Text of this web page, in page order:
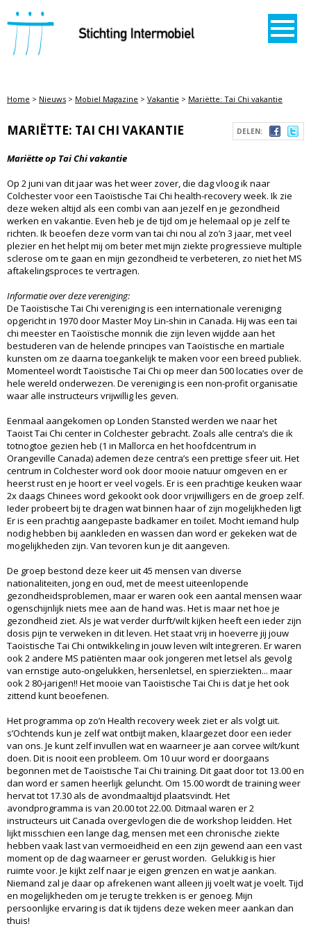
STICHTING INTERMOBIEL
Home > Nieuws > Mobiel Magazine > Vakantie > Mariëtte: Tai Chi vakantie
DELEN:
MARIËTTE: TAI CHI VAKANTIE
Mariëtte op Tai Chi vakantie
Op 2 juni van dit jaar was het weer zover, die dag vloog ik naar
Colchester voor een Taoïstische Tai Chi health-recovery week. Ik zie
deze weken altijd als een combi van aan jezelf en je gezondheid
werken en vakantie. Even heb je de tijd om je helemaal op je zelf te
richten. Ik beoefen deze vorm van tai chi nou al zo’n 3 jaar, met veel
plezier en het helpt mij om beter met mijn ziekte progressieve multiple
sclerose om te gaan en mijn gezondheid te verbeteren, zo niet het MS
aftakelingsproces te vertragen.
Informatie over deze vereniging:
De Taoïstische Tai Chi vereniging is een internationale vereniging
opgericht in 1970 door Master Moy Lin-shin in Canada. Hij was een tai
chi meester en Taoïstische monnik die zijn leven wijdde aan het
bestuderen van de helende principes van Taoïstische en martiale
kunsten om ze daarna toegankelijk te maken voor een breed publiek.
Momenteel wordt Taoïstische Tai Chi op meer dan 500 locaties over de
hele wereld onderwezen. De vereniging is een non-profit organisatie
waar alle instructeurs vrijwillig les geven.
Eenmaal aangekomen op Londen Stansted werden we naar het
Taoist Tai Chi center in Colchester gebracht. Zoals alle centra’s die ik
totnogtoe gezien heb (1 in Mallorca en het hoofdcentrum in
Orangeville Canada) ademen deze centra’s een prettige sfeer uit. Het
centrum in Colchester word ook door mooie natuur omgeven en er
heerst rust en je hoort er veel vogels. Er is een prachtige keuken waar
2x daags Chinees word gekookt ook door vrijwilligers en de groep zelf.
Ieder probeert bij te dragen wat binnen haar of zijn mogelijkheden ligt
Er is een prachtig aangepaste badkamer en toilet. Mocht iemand hulp
nodig hebben bij aankleden en wassen dan word er gekeken wat de
mogelijkheden zijn. Van tevoren kun je dit aangeven.
De groep bestond deze keer uit 45 mensen van diverse
nationaliteiten, jong en oud, met de meest uiteenlopende
gezondheidsproblemen, maar er waren ook een aantal mensen waar
ogenschijnlijk niets mee aan de hand was. Het is maar net hoe je
gezondheid ziet. Als je wat verder durft/wilt kijken heeft een ieder zijn
dosis pijn te verweken in dit leven. Het staat vrij in hoeverre jij jouw
Taoïstische Tai Chi ontwikkeling in jouw leven wilt integreren. Er waren
ook 2 andere MS patiënten maar ook jongeren met letsel als gevolg
van ernstige auto-ongelukken, hersenletsel, en spierziekten... maar
ook 2 80-jarigen!! Het mooie van Taoïstische Tai Chi is dat je het ook
zittend kunt beoefenen.
Het programma op zo’n Health recovery week ziet er als volgt uit.
s’Ochtends kun je zelf wat ontbijt maken, klaargezet door een ieder
van ons. Je kunt zelf invullen wat en waarneer je aan corvee wilt/kunt
doen. Dit is nooit een probleem. Om 10 uur word er doorgaans
begonnen met de Taoïstische Tai Chi training. Dit gaat door tot 13.00 en
dan word er samen heerlijk geluncht. Om 15.00 wordt de training weer
hervat tot 17.30 als de avondmaaltijd plaatsvindt. Het
avondprogramma is van 20.00 tot 22.00. Ditmaal waren er 2
instructeurs uit Canada overgevlogen die de workshop leidden. Het
lijkt misschien een lange dag, mensen met een chronische ziekte
hebben vaak last van vermoeidheid en een zijn gewend aan een vast
moment op de dag waarneer er gerust worden. Gelukkig is hier
ruimte voor. Je kijkt zelf naar je eigen grenzen en wat je aankan.
Niemand zal je daar op afrekenen want alleen jij voelt wat je voelt. Tijd
en mogelijkheden om je terug te trekken is er genoeg. Mijn
persoonlijke ervaring is dat ik tijdens deze weken meer aankan dan
thuis!